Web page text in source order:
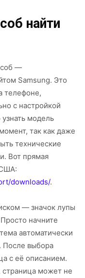
найти
—
Samsung. Это
телефоне,
с настройкой
модель
так как даже
технические
Вот прямая
downloads/.
— значок лупы
начните
автоматически
После выбора
с её описанием.
страница может не